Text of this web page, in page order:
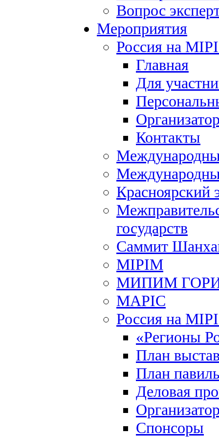
Вопрос
Мероприятия
Россия на
Главная
Для
Контакты
Красноярский
государств
Саммит
MIPIM
МИПИМ
MAPIC
Россия на
«Регионы
План
План
Деловая
Спонсоры